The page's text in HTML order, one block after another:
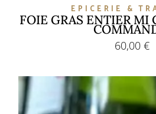
EPICERIE &
FOIE GRAS ENTIER MI
60,00€